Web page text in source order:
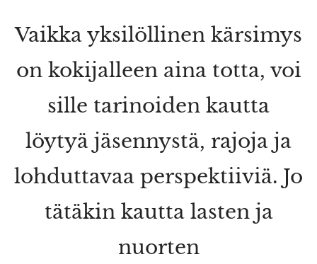
Vaikka yksilöllinen kärsimys
on kokijalleen aina totta, voi
sille tarinoiden kautta
löytyä jäsennystä, rajoja ja
lohduttavaa perspektiiviä. Jo
tätäkin kautta lasten ja
nuorten